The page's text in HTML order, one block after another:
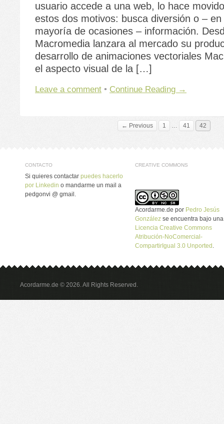
usuario accede a una web, lo hace
estos dos motivos: busca diversión o –
mayoría de ocasiones – información.
Macromedia lanzara al mercado su
desarrollo de animaciones vectoriales
el aspecto visual de la […]
Leave a comment • Continue Reading →
← Previous 1 … 41 42
CONTACTO
Si quieres contactar puedes hacerlo
por Linkedin o mandarme un mail a
pedgonvi @ gmail.
CREATIVE COMMONS
Acordarme.de por Pedro Jesús
González se encuentra bajo una
Licencia Creative Commons
Atribución-NoComercial-
CompartirIgual 3.0 Unported .
Acordarme.de © 2026. All Rights Reserved.